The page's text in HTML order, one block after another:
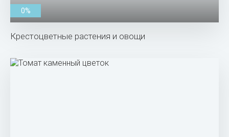
0%
Крестоцветные растения и овощи